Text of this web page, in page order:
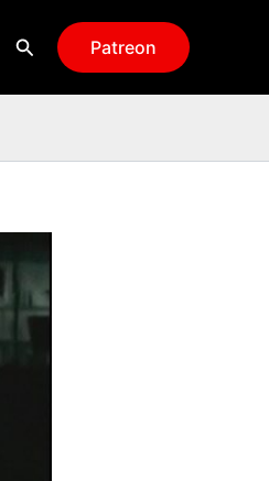
Поиск Patreon